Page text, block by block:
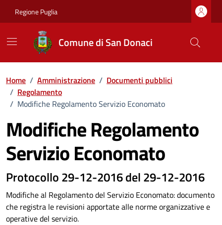
Regione Puglia
Comune di San Donaci
Home / Amministrazione / Documenti pubblici
/ Regolamento
/ Modifiche Regolamento Servizio Economato
Modifiche Regolamento
Servizio Economato
Dettagli del documento
Protocollo 29-12-2016 del 29-12-2016
Modifiche al Regolamento del Servizio Economato: documento
che registra le revisioni apportate alle norme organizzative e
operative del servizio.